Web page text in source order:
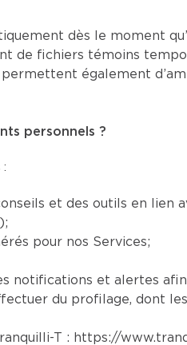
dès le moment
de fichiers témoins
également
personnels ?
:
et des outils en lien
pour nos Services;
notifications et alertes
du profilage, dont
T : https://